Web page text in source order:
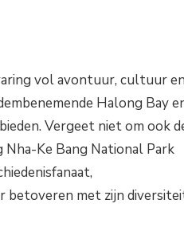
vol avontuur, cultuur en
Halong Bay
Vergeet niet om ook
Nha-Ke Bang National Park
betoveren met zijn